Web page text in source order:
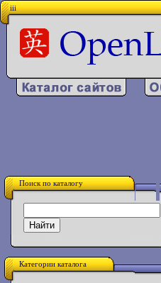
iii
Поиск по каталогу
Категории каталога